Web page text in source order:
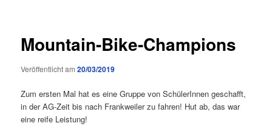
Mountain-Bike-Champions
Veröffentlicht am20/03/2019
Zum ersten Mal hat es eine Gruppe von SchülerInnen geschafft,
in der AG-Zeit bis nach Frankweiler zu fahren! Hut ab, das war
eine reife Leistung!